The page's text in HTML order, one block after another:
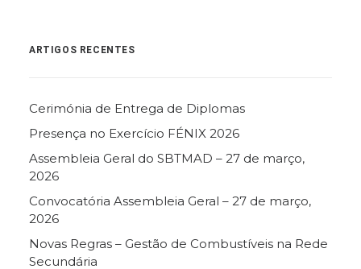
ARTIGOS RECENTES
Cerimónia de Entrega de Diplomas
Presença no Exercício FÉNIX 2026
Assembleia Geral do SBTMAD – 27 de março,
2026
Convocatória Assembleia Geral – 27 de março,
2026
Novas Regras – Gestão de Combustíveis na Rede
Secundária